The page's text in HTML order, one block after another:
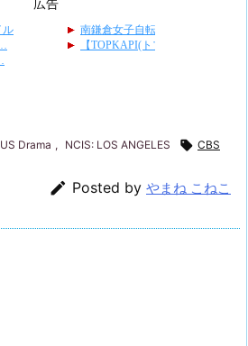
US Drama , NCIS: LOS ANGELES  CBS
 Posted by やまね こねこ